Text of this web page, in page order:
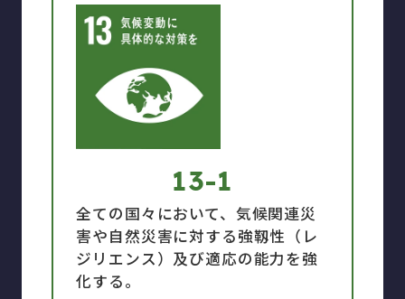
13-1
全ての国々において、気候関連災
害や自然災害に対する強靱性（レ
ジリエンス）及び適応の能力を強
化する。